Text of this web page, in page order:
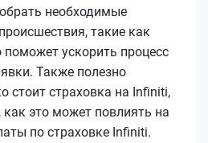
необходимые
такие как
ускорить процесс
Также полезно
стоит страховка на Infiniti,
это может повлиять на
по страховке Infiniti.